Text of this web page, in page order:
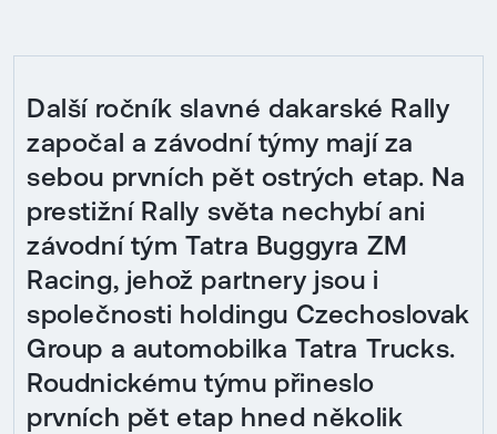
Další ročník slavné dakarské Rally
započal a závodní týmy mají za
sebou prvních pět ostrých etap. Na
prestižní Rally světa nechybí ani
závodní tým Tatra Buggyra ZM
Racing, jehož partnery jsou i
společnosti holdingu Czechoslovak
Group a automobilka Tatra Trucks.
Roudnickému týmu přineslo
prvních pět etap hned několik